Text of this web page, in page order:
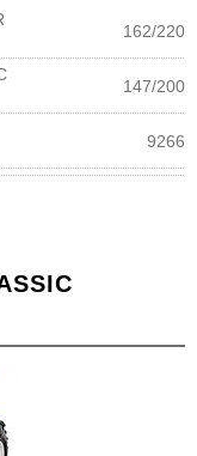
162/220
147/200
9266